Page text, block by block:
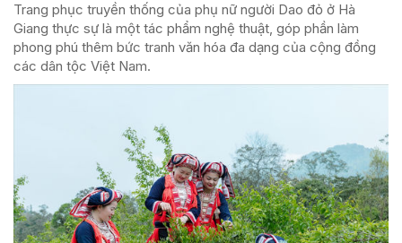
Trang phục truyền thống của phụ nữ người Dao đỏ ở Hà
Giang thực sự là một tác phẩm nghệ thuật, góp phần làm
phong phú thêm bức tranh văn hóa đa dạng của cộng đồng
các dân tộc Việt Nam.